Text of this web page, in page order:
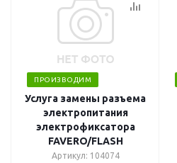
ПРОИЗВОДИМ
Услуга замены разъема
электропитания
электрофиксатора
FAVERO/FLASH
Артикул: 104074